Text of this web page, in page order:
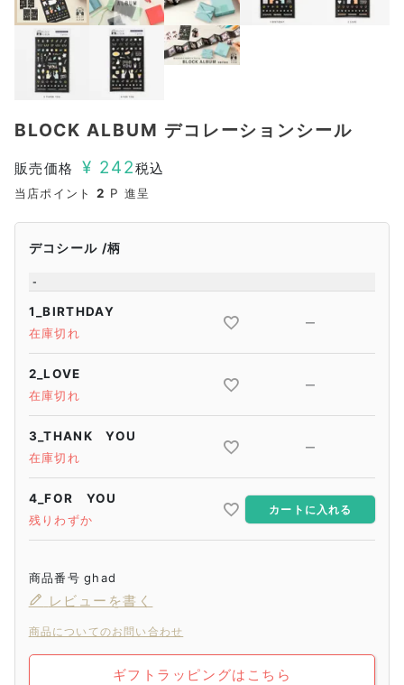
BLOCK ALBUM デコレーションシール
販売価格 ¥ 242税込
当店ポイント 2 P 進呈
デコシール 柄
-
1_BIRTHDAY
在庫切れ
—
2_LOVE
在庫切れ
—
3_THANK YOU
在庫切れ
—
4_FOR YOU
残りわずか
カートに入れる
商品番号 ghad
レビューを書く
商品についてのお問い合わせ
ギフトラッピングはこちら